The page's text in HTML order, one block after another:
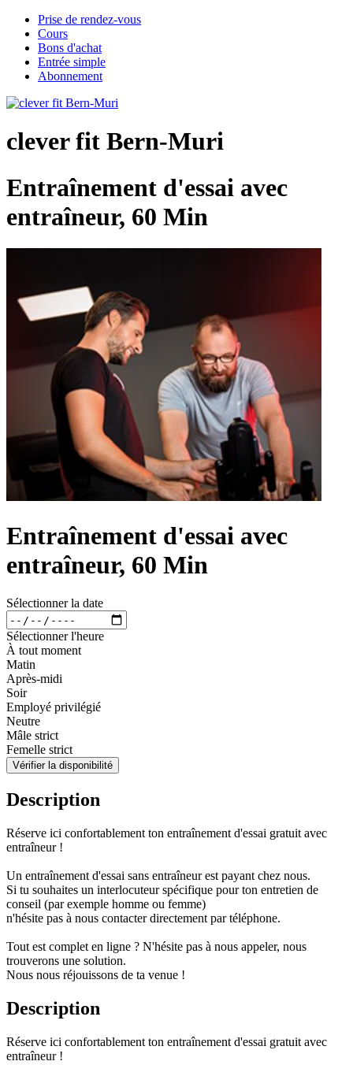
Prise de rendez-vous
Cours
Bons d'achat
Entrée simple
Abonnement
clever fit Bern-Muri
Entraînement d'essai avec
entraîneur, 60 Min
Entraînement d'essai avec
entraîneur, 60 Min
Sélectionner la date
Sélectionner l'heure
À tout moment
Matin
Après-midi
Soir
Employé privilégié
Neutre
Mâle strict
Femelle strict
Vérifier la disponibilité
Description
Réserve ici confortablement ton entraînement d'essai gratuit avec
entraîneur !
Un entraînement d'essai sans entraîneur est payant chez nous.
Si tu souhaites un interlocuteur spécifique pour ton entretien de
conseil (par exemple homme ou femme)
n'hésite pas à nous contacter directement par téléphone.
Tout est complet en ligne ? N'hésite pas à nous appeler, nous
trouverons une solution.
Nous nous réjouissons de ta venue !
Description
Réserve ici confortablement ton entraînement d'essai gratuit avec
entraîneur !